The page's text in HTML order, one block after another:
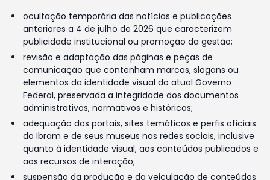
ocultação temporária das notícias e publicações
anteriores a 4 de julho de 2026 que caracterizem
publicidade institucional ou promoção da gestão;
revisão e adaptação das páginas e peças de
comunicação que contenham marcas, slogans ou
elementos da identidade visual do atual Governo
Federal, preservada a integridade dos documentos
administrativos, normativos e históricos;
adequação dos portais, sites temáticos e perfis oficiais
do Ibram e de seus museus nas redes sociais, inclusive
quanto à identidade visual, aos conteúdos publicados e
aos recursos de interação;
suspensão da produção e da veiculação de conteúdos